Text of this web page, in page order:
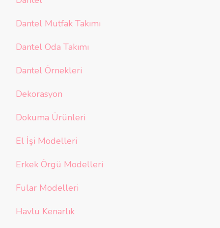
Dantel Mutfak Takımı
Dantel Oda Takımı
Dantel Örnekleri
Dekorasyon
Dokuma Ürünleri
El İşi Modelleri
Erkek Örgü Modelleri
Fular Modelleri
Havlu Kenarlık